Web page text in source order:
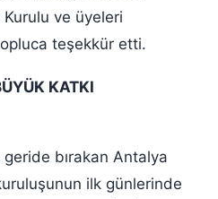
Kurulu ve üyeleri
teşekkür etti.
KATKI
geride bırakan Antalya
ilk günlerinde